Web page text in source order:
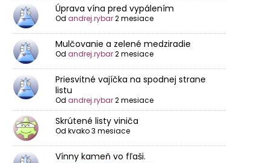
Úprava vína pred vypálením
Odandrej.rybar 2 mesiace
Mulčovanie a zelené medziradie
Odandrej.rybar 2 mesiace
Priesvitné vajíčka na spodnej strane
listu
Odandrej.rybar 2 mesiace
Skrútené listy viniča
Odkvako 3 mesiace
Vínny kameň vo fľaši.